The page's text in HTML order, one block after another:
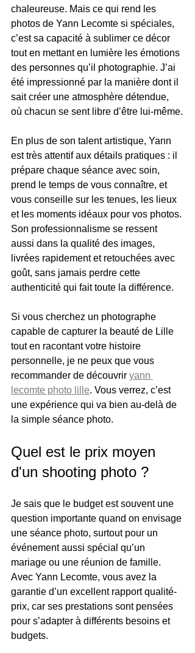
chaleureuse. Mais ce qui rend les
photos de Yann Lecomte si spéciales,
c’est sa capacité à sublimer ce décor
tout en mettant en lumière les émotions
des personnes qu’il photographie. J’ai
été impressionné par la manière dont il
sait créer une atmosphère détendue,
où chacun se sent libre d’être lui-même.
En plus de son talent artistique, Yann
est très attentif aux détails pratiques : il
prépare chaque séance avec soin,
prend le temps de vous connaître, et
vous conseille sur les tenues, les lieux
et les moments idéaux pour vos photos.
Son professionnalisme se ressent
aussi dans la qualité des images,
livrées rapidement et retouchées avec
goût, sans jamais perdre cette
authenticité qui fait toute la différence.
Si vous cherchez un photographe
capable de capturer la beauté de Lille
tout en racontant votre histoire
personnelle, je ne peux que vous
recommander de découvrir yann
lecomte photo lille. Vous verrez, c’est
une expérience qui va bien au-delà de
la simple séance photo.
Quel est le prix moyen
d'un shooting photo ?
Je sais que le budget est souvent une
question importante quand on envisage
une séance photo, surtout pour un
événement aussi spécial qu’un
mariage ou une réunion de famille.
Avec Yann Lecomte, vous avez la
garantie d’un excellent rapport qualité-
prix, car ses prestations sont pensées
pour s’adapter à différents besoins et
budgets.